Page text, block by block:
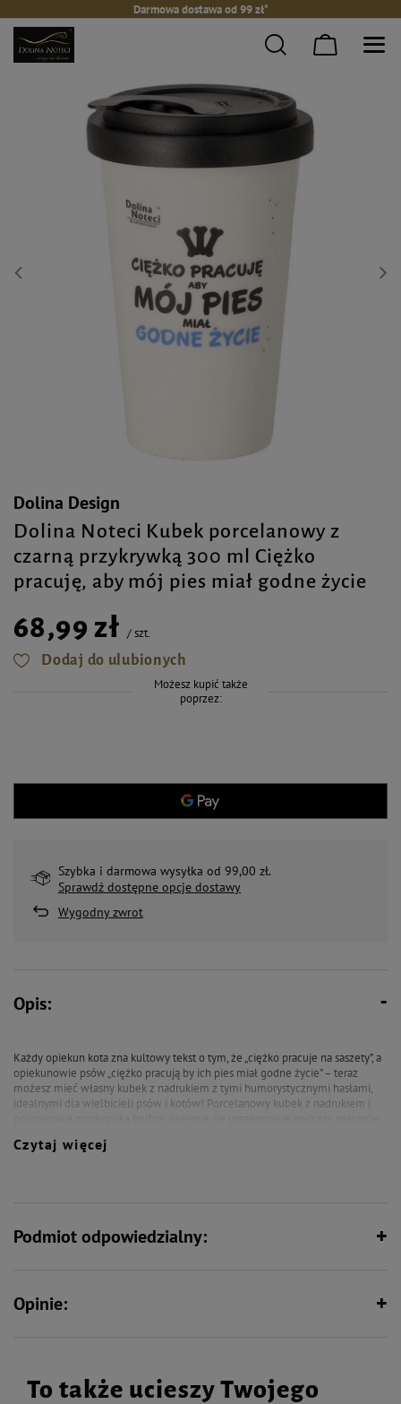
Darmowa dostawa od 99 zł*
Dolina Design
Dolina Noteci Kubek porcelanowy z
czarną przykrywką 300 ml Ciężko
pracuję, aby mój pies miał godne życie
68,99 zł /szt.
Dodaj do ulubionych
Możesz kupić także
poprzez:
Szybka i darmowa wysyłka od 99,00 zł.
Sprawdź dostępne opcje dostawy
Wygodny zwrot
Opis:
Każdy opiekun kota zna kultowy tekst o tym, że „ciężko pracuje na saszety”, a
opiekunowie psów „ciężko pracują by ich pies miał godne życie” – teraz
możesz mieć własny kubek z nadrukiem z tymi humorystycznymi hasłami,
idealnymi dla wielbicieli psów i kotów! Porcelanowy kubek z nadrukiem i
znajduje się podwójna warstwa porcelany, zapewniająca bardzo dobrą
zapakowany jest w kartonik.
Wysokość: 148 mm
Czytaj więcej
Podmiot odpowiedzialny:
Opinie:
To także ucieszy Twojego